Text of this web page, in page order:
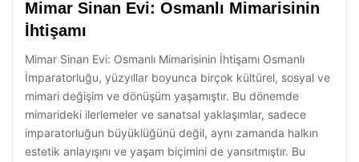
Mimar Sinan Evi: Osmanlı Mimarisinin
İhtişamı
Mimar Sinan Evi: Osmanlı Mimarisinin İhtişamı Osmanlı
İmparatorluğu, yüzyıllar boyunca birçok kültürel, sosyal ve
mimari değişim ve dönüşüm yaşamıştır. Bu dönemde
mimarideki ilerlemeler ve sanatsal yaklaşımlar, sadece
imparatorluğun büyüklüğünü değil, aynı zamanda halkın
estetik anlayışını ve yaşam biçimini de yansıtmıştır. Bu